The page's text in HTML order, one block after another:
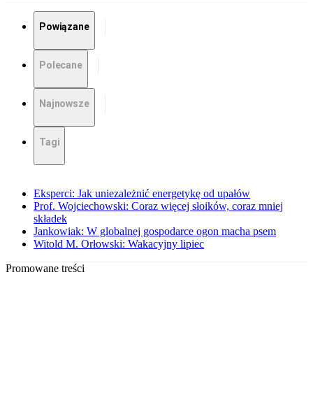
Powiązane
Polecane
Najnowsze
Tagi
Eksperci: Jak uniezależnić energetykę od upałów
Prof. Wojciechowski: Coraz więcej słoików, coraz mniej
składek
Jankowiak: W globalnej gospodarce ogon macha psem
Witold M. Orłowski: Wakacyjny lipiec
Promowane treści